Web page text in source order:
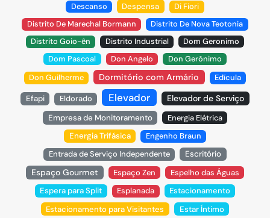
Descanso
Despensa
Di Fiori
Distrito De Marechal Bormann
Distrito De Nova Teotonia
Distrito Goio-ên
Distrito Industrial
Dom Geronimo
Dom Pascoal
Don Angelo
Don Gerônimo
Don Guilherme
Dormitório com Armário Edícula
Efapi Eldorado Elevador Elevador de Serviço
Empresa de Monitoramento
Energia Elétrica
Energia Trifásica
Engenho Braun
Entrada de Serviço Independente
Escritório
Espaço Gourmet Espaço Zen
Espelho das Águas
Espera para Split
Esplanada
Estacionamento
Estacionamento para Visitantes
Estar Íntimo